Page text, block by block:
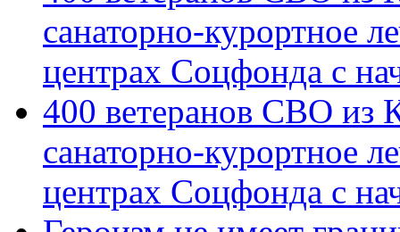
санаторно-курортное
центрах Соцфонда с
400 ветеранов СВО из
санаторно-курортное
центрах Соцфонда с